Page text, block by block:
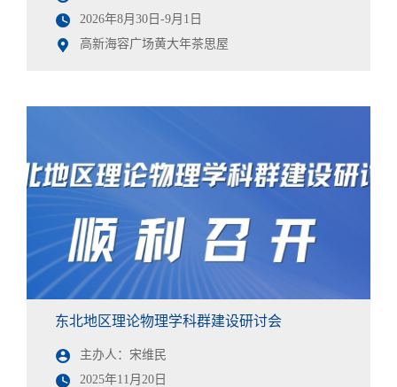
2026年8月30日-9月1日
高新海容广场黄大年茶思屋
东北地区理论物理学科群建设研讨会
主办人：宋维民
2025年11月20日